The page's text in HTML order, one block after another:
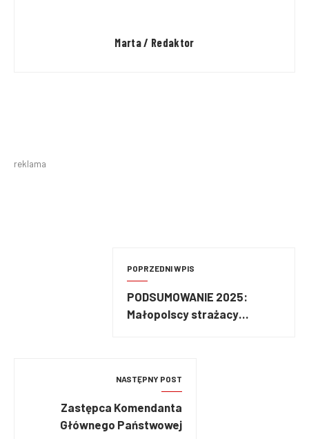
Marta / Redaktor
reklama
POPRZEDNI WPIS
PODSUMOWANIE 2025:
Małopolscy strażacy
NASTĘPNY POST
Zastępca Komendanta
Głównego Państwowej